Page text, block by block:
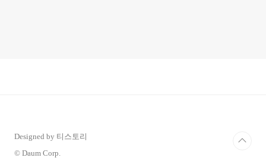
Designed by 티스토리
© Daum Corp.